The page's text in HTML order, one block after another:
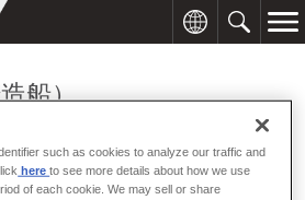
船）
such as cookies to analyze our traffic and
hereto see more details about how we use
of each cookie. We may sell or share